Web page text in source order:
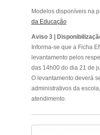
Modelos disponíveis na
da Educação
Aviso 3 |
Informa-se que a Ficha
levantamento pelos
das 14h00do dia 21 de
O levantamento deverá
administrativos da
atendimento.